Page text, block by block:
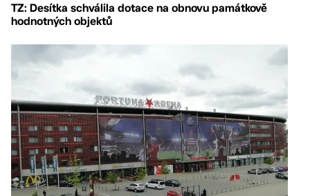
TZ: Desítka schválila dotace na obnovu památkově
hodnotných objektů